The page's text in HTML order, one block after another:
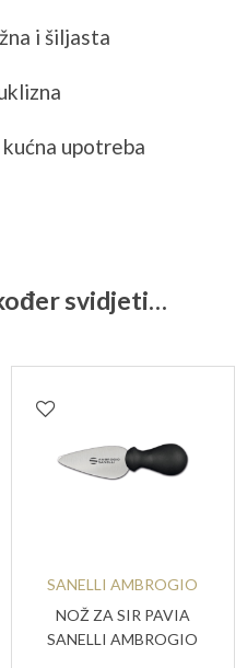
i šiljasta
upotreba
svidjeti…
SANELLI AMBROGIO
NOŽ ZA SIR PAVIA
SANELLI AMBROGIO